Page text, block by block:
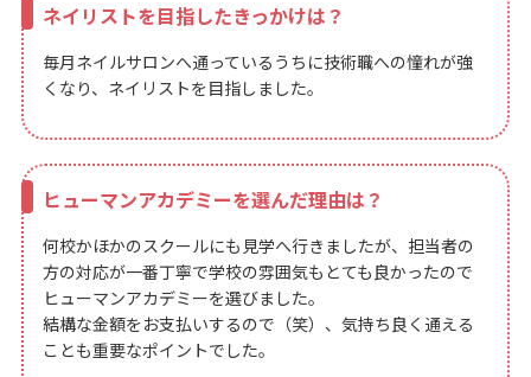
ネイリストを目指したきっかけは？
毎月ネイルサロンへ通っているうちに技術職への憧れが強
くなり、ネイリストを目指しました。
ヒューマンアカデミーを選んだ理由は？
何校かほかのスクールにも見学へ行きましたが、担当者の
方の対応が一番丁寧で学校の雰囲気もとても良かったので
ヒューマンアカデミーを選びました。
結構な金額をお支払いするので（笑）、気持ち良く通える
ことも重要なポイントでした。